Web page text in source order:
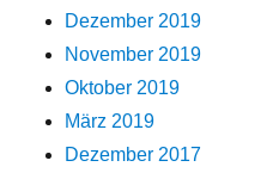
Dezember 2019
November 2019
Oktober 2019
März 2019
Dezember 2017